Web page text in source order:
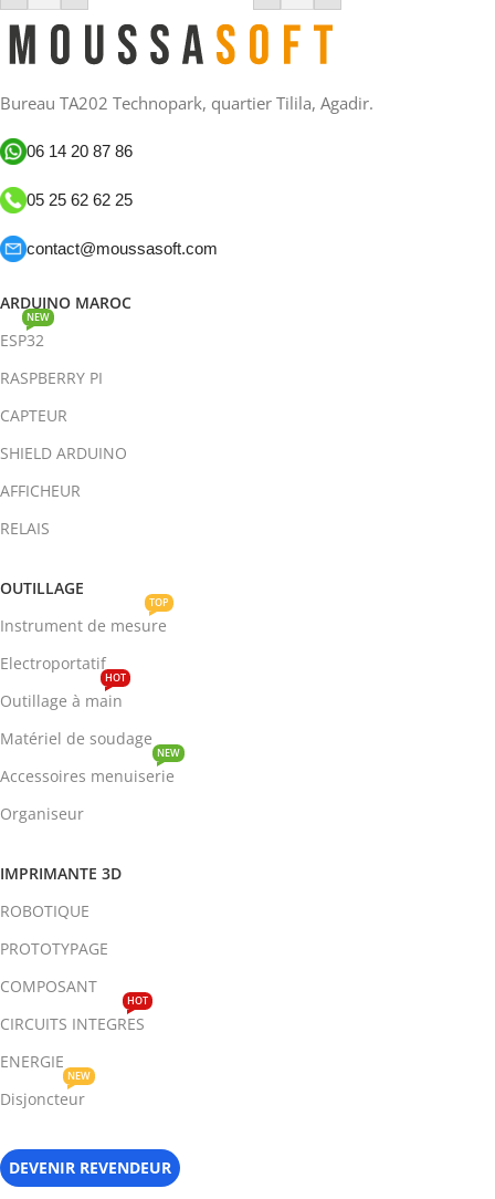
Bureau TA202 Technopark, quartier Tilila, Agadir.
06 14 20 87 86
05 25 62 62 25
contact@moussasoft.com
ARDUINO MAROC
ESP32
NEW
RASPBERRY PI
CAPTEUR
SHIELD ARDUINO
AFFICHEUR
RELAIS
OUTILLAGE
Instrument de mesure
TOP
Electroportatif
Outillage à main
HOT
Matériel de soudage
Accessoires menuiserie
NEW
Organiseur
IMPRIMANTE 3D
ROBOTIQUE
PROTOTYPAGE
COMPOSANT
CIRCUITS INTEGRES
HOT
ENERGIE
Disjoncteur
NEW
DEVENIR REVENDEUR